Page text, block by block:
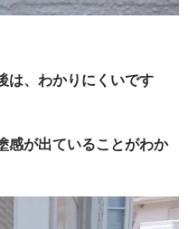
は、わかりにくいです
感が出ていることがわか